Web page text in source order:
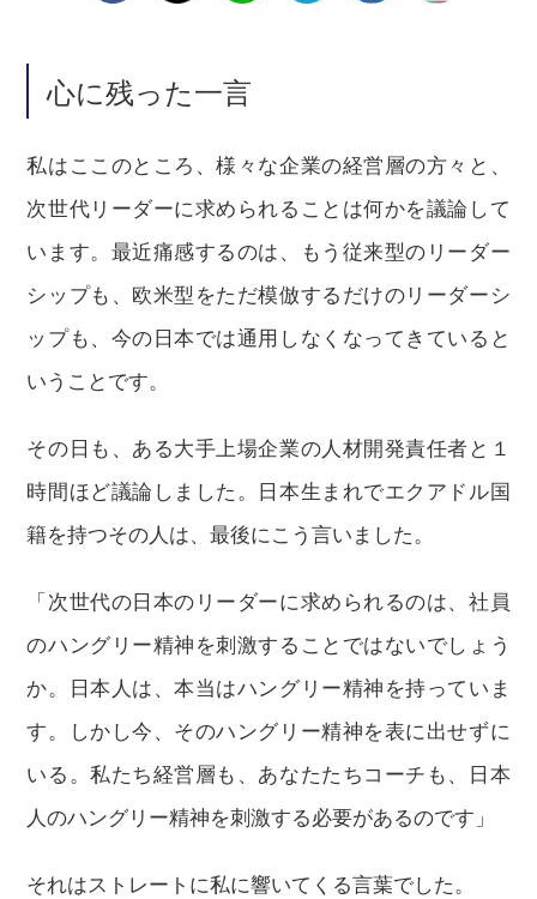
心に残った一言
私はここのところ、様々な企業の経営層の方々と、
次世代リーダーに求められることは何かを議論して
います。最近痛感するのは、もう従来型のリーダー
シップも、欧米型をただ模倣するだけのリーダーシ
ップも、今の日本では通用しなくなってきていると
いうことです。
その日も、ある大手上場企業の人材開発責任者と１
時間ほど議論しました。日本生まれでエクアドル国
籍を持つその人は、最後にこう言いました。
「次世代の日本のリーダーに求められるのは、社員
のハングリー精神を刺激することではないでしょう
か。日本人は、本当はハングリー精神を持っていま
す。しかし今、そのハングリー精神を表に出せずに
いる。私たち経営層も、あなたたちコーチも、日本
人のハングリー精神を刺激する必要があるのです」
それはストレートに私に響いてくる言葉でした。